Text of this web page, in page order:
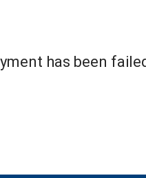
has been